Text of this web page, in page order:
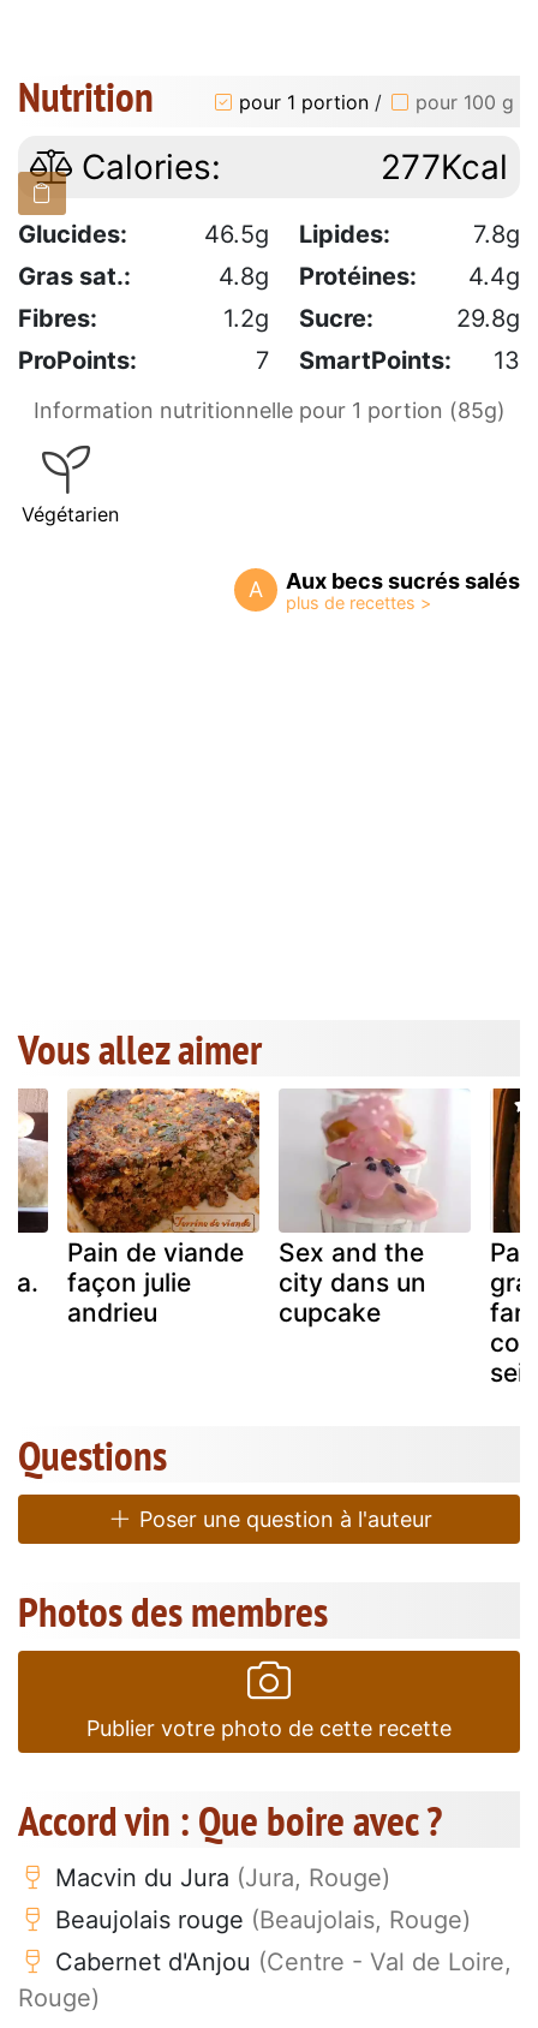
Nutrition pour 1 portion / pour 100 g
Calories: 277Kcal
Glucides: 46.5g Lipides:
7.8g
Gras sat.:
4.8g Protéines:
4.4g
Fibres:
1.2g Sucre:
29.8g
ProPoints:
7 SmartPoints: 13
Information nutritionnelle pour 1 portion (85g)
Végétarien
A Aux becs sucrés salés
Vous allez aimer
Pain de viande
façon julie
andrieu
Sex and the
city dans un
cupcake
Questions
Poser une question à l'auteur
Photos des membres
Publier votre photo de cette recette
Accord vin : Que boire avec ?
Macvin du Jura (Jura, Rouge)
Beaujolais rouge (Beaujolais, Rouge)
Cabernet d'Anjou (Centre - Val de Loire,
Rouge)